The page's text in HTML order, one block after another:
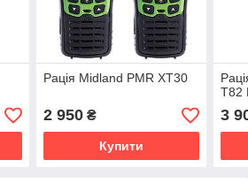
Рація Midland PMR XT30
2 950₴
Купити
T82
3